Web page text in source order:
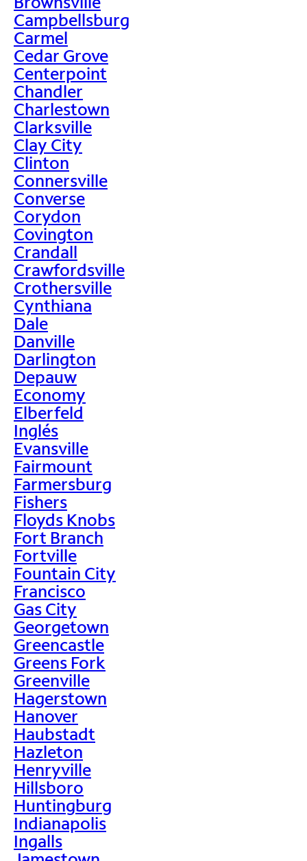
Campbellsburg
Carmel
Cedar Grove
Centerpoint
Chandler
Charlestown
Clarksville
Clay City
Clinton
Connersville
Converse
Corydon
Covington
Crandall
Crawfordsville
Crothersville
Cynthiana
Dale
Danville
Darlington
Depauw
Economy
Elberfeld
Inglés
Evansville
Fairmount
Farmersburg
Fishers
Floyds Knobs
Fort Branch
Fortville
Fountain City
Francisco
Gas City
Georgetown
Greencastle
Greens Fork
Greenville
Hagerstown
Hanover
Haubstadt
Hazleton
Henryville
Hillsboro
Huntingburg
Indianapolis
Ingalls